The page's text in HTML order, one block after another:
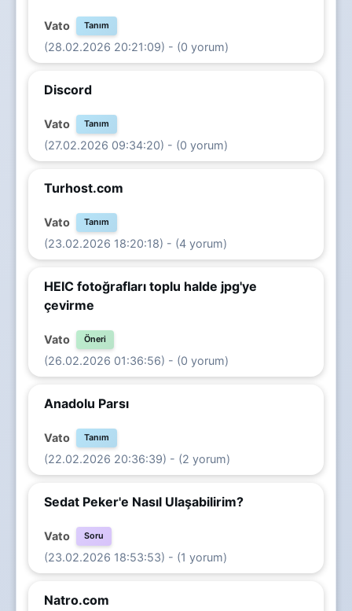
Vato Tanım
(28.02.2026 20:21:09) - (0 yorum)
Discord
Vato Tanım
(27.02.2026 09:34:20) - (0 yorum)
Turhost.com
Vato Tanım
(23.02.2026 18:20:18) - (4 yorum)
HEIC fotoğrafları toplu halde jpg'ye
çevirme
Vato Öneri
(26.02.2026 01:36:56) - (0 yorum)
Anadolu Parsı
Vato Tanım
(22.02.2026 20:36:39) - (2 yorum)
Sedat Peker'e Nasıl Ulaşabilirim?
Vato Soru
(23.02.2026 18:53:53) - (1 yorum)
Natro.com